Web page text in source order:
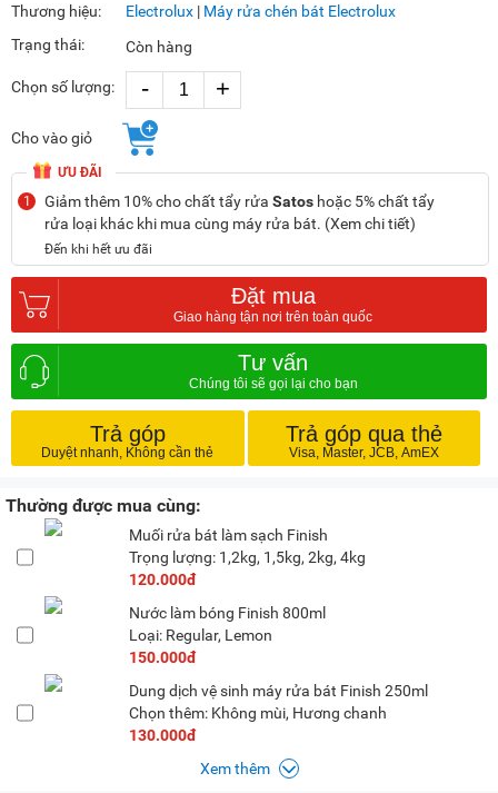
Thương hiệu:
Electrolux | Máy rửa chén bát Electrolux
Trạng thái:
Còn hàng
Chọn số lượng: - +
Cho vào giỏ
ƯU ĐÃI
1
Giảm thêm 10% cho chất tẩy rửa Satos hoặc 5% chất tẩy
rửa loại khác khi mua cùng máy rửa bát. (Xem chi tiết)
Đến khi hết ưu đãi
Đặt mua
Tư vấn
Trả góp Trả góp qua thẻ
Thường được mua cùng:
Muối rửa bát làm sạch Finish
Trọng lượng: 1,2kg, 1,5kg, 2kg, 4kg
120.000đ
Nước làm bóng Finish 800ml
Loại: Regular, Lemon
150.000đ
Dung dịch vệ sinh máy rửa bát Finish 250ml
Chọn thêm: Không mùi, Hương chanh
130.000đ
Xem thêm